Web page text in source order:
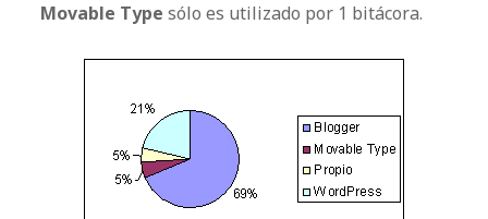
Movable Type sólo es utilizado por 1 bitácora.